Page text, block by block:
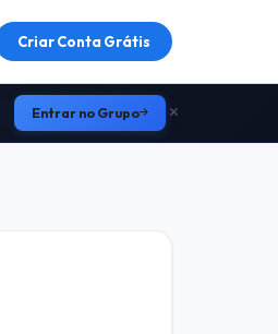
Criar Conta Grátis
Entrar no Grupo